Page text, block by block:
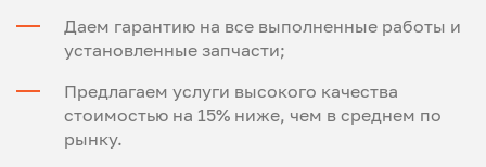
Даем гарантию на все выполненные работы и
установленные запчасти;
Предлагаем услуги высокого качества
стоимостью на 15% ниже, чем в среднем по
рынку.